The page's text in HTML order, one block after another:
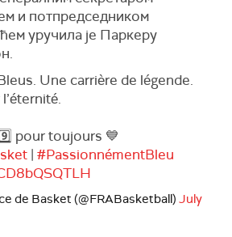
и потпредседником
уручила је Паркеру
Une carrière de légende.
pour toujours 💙
| #PassionnémentBleu
de Basket (@FRABasketball) July